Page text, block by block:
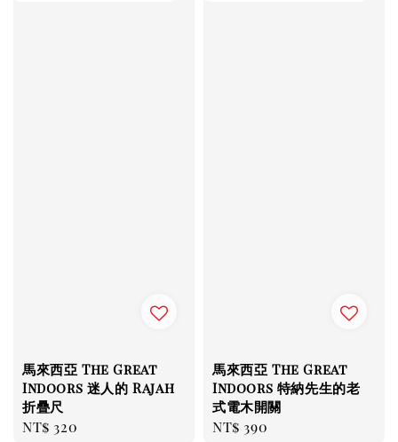
馬來西亞 The Great
Indoors 迷人的 Rajah
折疊尺
Regular
NT$ 320
馬來西亞 The Great
Indoors 特納先生的老
式電木開關
Regular
NT$ 390